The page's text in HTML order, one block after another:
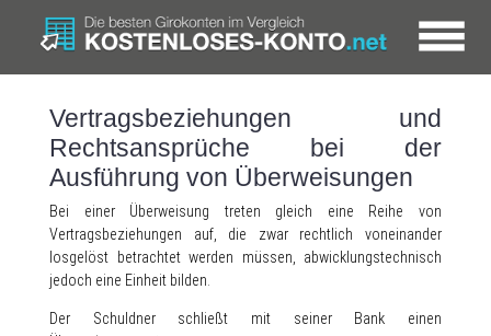
Vertragsbeziehungen und
Rechtsansprüche bei der
Ausführung von Überweisungen
Bei einer Überweisung treten gleich eine Reihe von
Vertragsbeziehungen auf, die zwar rechtlich voneinander
losgelöst betrachtet werden müssen, abwicklungstechnisch
jedoch eine Einheit bilden.
Der Schuldner schließt mit seiner Bank einen